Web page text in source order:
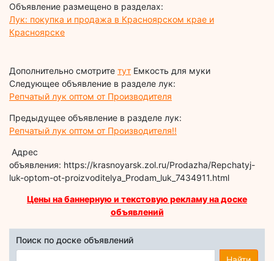
Объявление размещено в разделах:
Лук: покупка и продажа в Красноярском крае и
Красноярске
Дополнительно смотрите тут Емкость для муки
Следующее объявление в разделе лук:
Репчатый лук оптом от Производителя
Предыдущее объявление в разделе лук:
Репчатый лук оптом от Производителя!!
Адрес
объявления: https://krasnoyarsk.zol.ru/Prodazha/Repchatyj-
luk-optom-ot-proizvoditelya_Prodam_luk_7434911.html
Цены на баннерную и текстовую рекламу на доске
объявлений
Поиск по доске объявлений